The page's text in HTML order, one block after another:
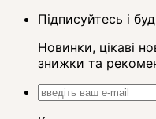
Підписуйтесь і
Новинки, цікаві
знижки та